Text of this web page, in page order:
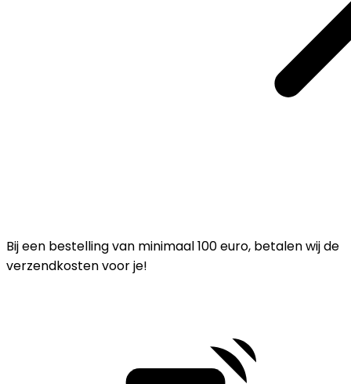
Bij een bestelling van minimaal 100 euro, betalen wij de
verzendkosten voor je!